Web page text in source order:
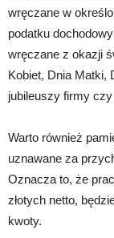
wręczane w
podatku
wręczane z okazji
Kobiet, Dnia Matki,
jubileuszy firmy
Warto również
uznawane za
Oznacza to, że
złotych netto,
kwoty.